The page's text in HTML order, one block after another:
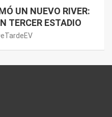
UN NUEVO RIVER:
TERCER ESTADIO